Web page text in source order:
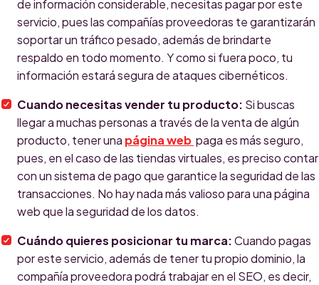
de información considerable, necesitas pagar por este
servicio, pues las compañías proveedoras te garantizarán
soportar un tráfico pesado, además de brindarte
respaldo en todo momento. Y como si fuera poco, tu
información estará segura de ataques cibernéticos.
Cuando necesitas vender tu producto: Si buscas
llegar a muchas personas a través de la venta de algún
producto, tener una página web paga es más seguro,
pues, en el caso de las tiendas virtuales, es preciso contar
con un sistema de pago que garantice la seguridad de las
transacciones. No hay nada más valioso para una página
web que la seguridad de los datos.
Cuándo quieres posicionar tu marca:Cuando pagas
por este servicio, además de tener tu propio dominio, la
compañía proveedora podrá trabajar en el SEO, es decir,